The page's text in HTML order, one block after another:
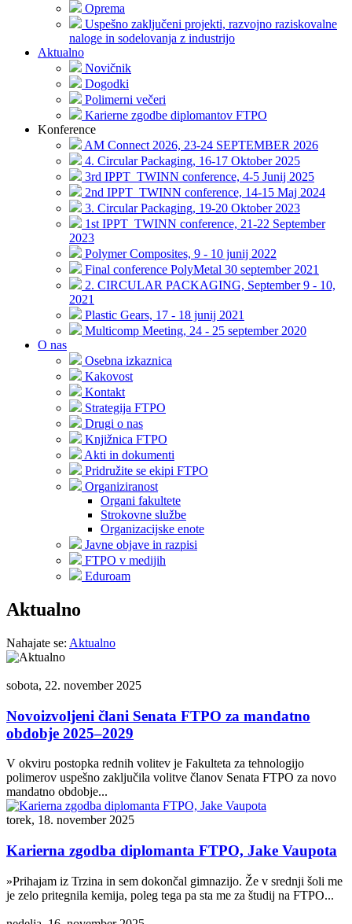
Oprema
Uspešno zaključeni projekti, razvojno raziskovalne
naloge in sodelovanja z industrijo
Aktualno
Novičnik
Dogodki
Polimerni večeri
Karierne zgodbe diplomantov FTPO
Konference
AM Connect 2026, 23-24 SEPTEMBER 2026
4. Circular Packaging, 16-17 Oktober 2025
3rd IPPT_TWINN conference, 4-5 Junij 2025
2nd IPPT_TWINN conference, 14-15 Maj 2024
3. Circular Packaging, 19-20 Oktober 2023
1st IPPT_TWINN conference, 21-22 September
2023
Polymer Composites, 9 - 10 junij 2022
Final conference PolyMetal 30 september 2021
2. CIRCULAR PACKAGING, September 9 - 10,
2021
Plastic Gears, 17 - 18 junij 2021
Multicomp Meeting, 24 - 25 september 2020
O nas
Osebna izkaznica
Kakovost
Kontakt
Strategija FTPO
Drugi o nas
Knjižnica FTPO
Akti in dokumenti
Pridružite se ekipi FTPO
Organiziranost
Organi fakultete
Strokovne službe
Organizacijske enote
Javne objave in razpisi
FTPO v medijih
Eduroam
Aktualno
Nahajate se: Aktualno
sobota, 22. november 2025
Novoizvoljeni člani Senata FTPO za mandatno
obdobje 2025–2029
V okviru postopka rednih volitev je Fakulteta za tehnologijo
polimerov uspešno zaključila volitve članov Senata FTPO za novo
mandatno obdobje...
torek, 18. november 2025
Karierna zgodba diplomanta FTPO, Jake Vaupota
»Prihajam iz Trzina in sem dokončal gimnazijo. Že v srednji šoli me
je zelo pritegnila kemija, poleg tega pa sta me za študij na FTPO...